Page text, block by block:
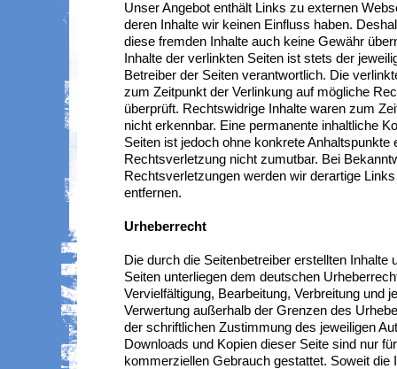
Unser Angebot enthält Links zu externen
deren Inhalte wir keinen Einfluss haben.
diese fremden Inhalte auch keine Gewähr
Inhalte der verlinkten Seiten ist stets der
Betreiber der Seiten verantwortlich. Die
zum Zeitpunkt der Verlinkung auf mögliche
überprüft. Rechtswidrige Inhalte waren zum
nicht erkennbar. Eine permanente inhaltliche
Seiten ist jedoch ohne konkrete Anhaltspunkte
Rechtsverletzung nicht zumutbar. Bei
Rechtsverletzungen werden wir derartige
entfernen.
Urheberrecht
Die durch die Seitenbetreiber erstellten Inhalte
Seiten unterliegen dem deutschen
Vervielfältigung, Bearbeitung, Verbreitung und
Verwertung außerhalb der Grenzen des
der schriftlichen Zustimmung des jeweiligen
Downloads und Kopien dieser Seite sind nur
kommerziellen Gebrauch gestattet. Soweit die